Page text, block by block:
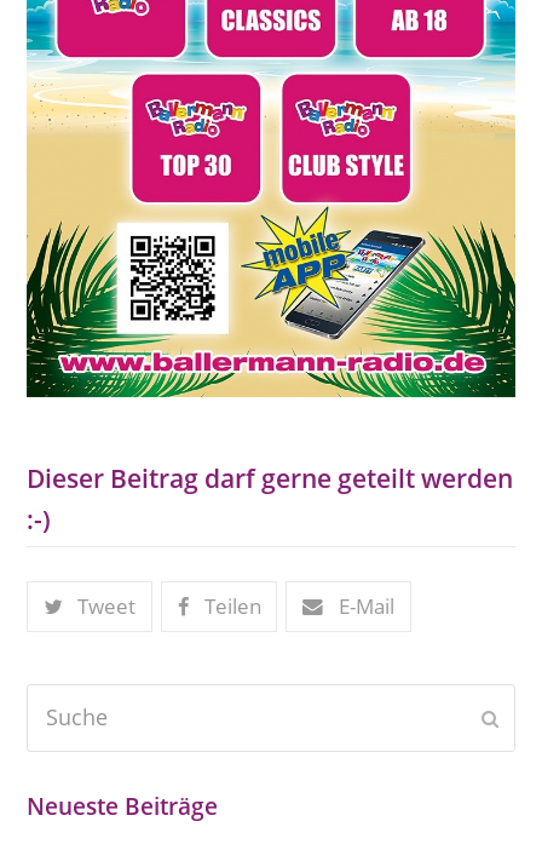
Dieser Beitrag darf gerne geteilt werden
:-)
Tweet Teilen E-Mail
Neueste Beiträge